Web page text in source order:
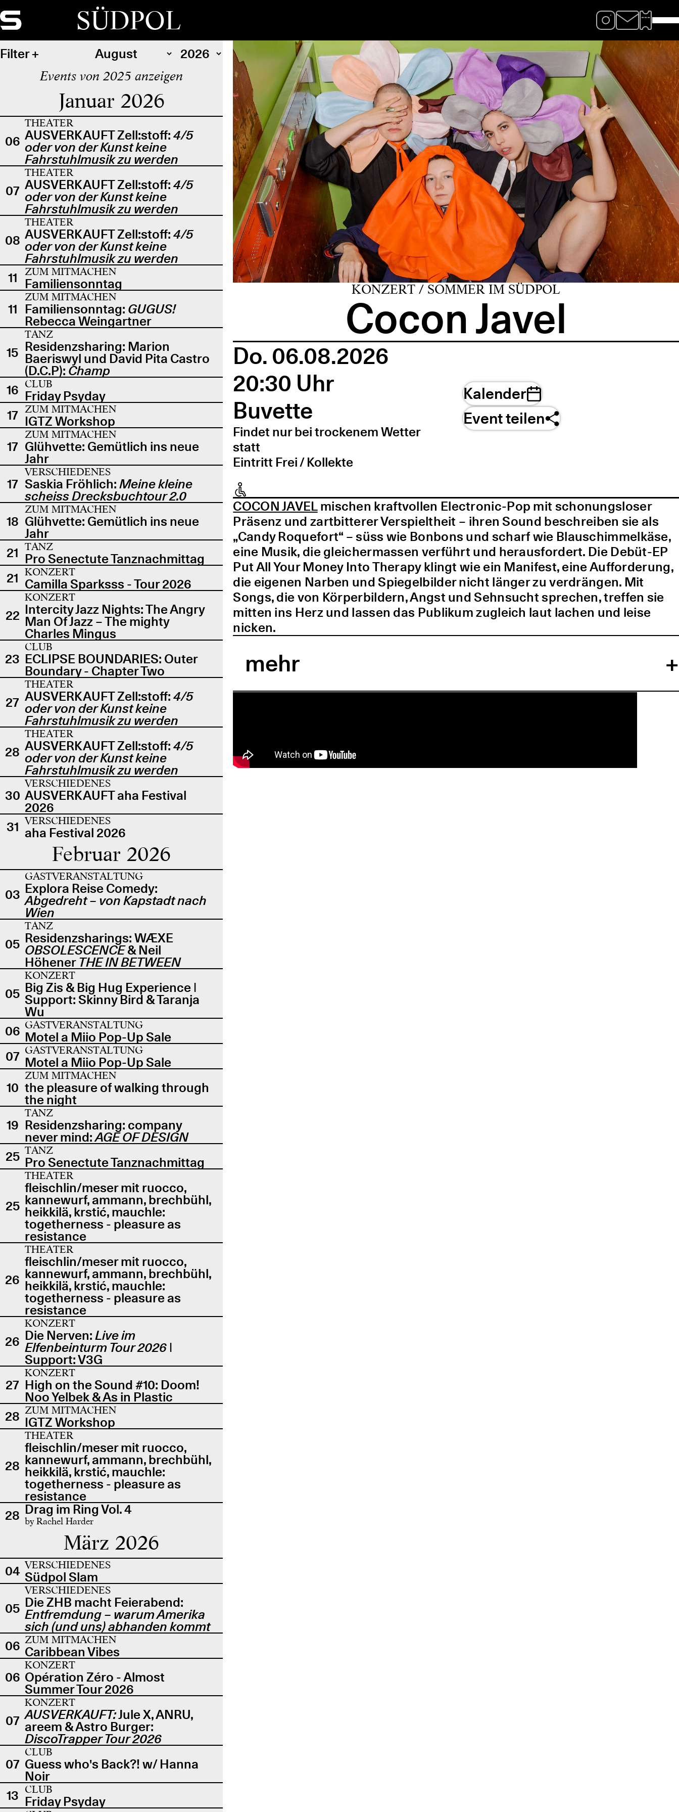
SÜDPOL
Filter
Events von 2025 anzeigen
Januar 2026
06
THEATER
AUSVERKAUFT Zell:stoff: 4/5
oder von der Kunst keine
Fahrstuhlmusik zu werden
07
THEATER
AUSVERKAUFT Zell:stoff: 4/5
oder von der Kunst keine
Fahrstuhlmusik zu werden
08
THEATER
AUSVERKAUFT Zell:stoff: 4/5
oder von der Kunst keine
Fahrstuhlmusik zu werden
11
ZUM MITMACHEN
Familiensonntag
11
ZUM MITMACHEN
Familiensonntag: GUGUS!
Rebecca Weingartner
15
TANZ
Residenzsharing: Marion
Baeriswyl und David Pita Castro
(D.C.P): Champ
16 CLUB
Friday Psyday
17 ZUM MITMACHEN
IGTZ Workshop
17
ZUM MITMACHEN
Glühvette: Gemütlich ins neue
Jahr
17
VERSCHIEDENES
Saskia Fröhlich: Meine kleine
scheiss Drecksbuchtour 2.0
18
ZUM MITMACHEN
Glühvette: Gemütlich ins neue
Jahr
21 TANZ
Pro Senectute Tanznachmittag
21 KONZERT
Camilla Sparksss - Tour 2026
22
KONZERT
Intercity Jazz Nights: The Angry
Man Of Jazz – The mighty
Charles Mingus
23
CLUB
ECLIPSE BOUNDARIES: Outer
Boundary - Chapter Two
27
THEATER
AUSVERKAUFT Zell:stoff: 4/5
oder von der Kunst keine
Fahrstuhlmusik zu werden
28
THEATER
AUSVERKAUFT Zell:stoff: 4/5
oder von der Kunst keine
Fahrstuhlmusik zu werden
30
VERSCHIEDENES
AUSVERKAUFT aha Festival
2026
31 VERSCHIEDENES
aha Festival 2026
Februar 2026
03
GASTVERANSTALTUNG
Explora Reise Comedy:
Abgedreht – von Kapstadt nach
Wien
05
TANZ
Residenzsharings: WÆXE
OBSOLESCENCE& Neil
Höhener THE IN BETWEEN
05
KONZERT
Big Zis & Big Hug Experience |
Support: Skinny Bird & Taranja
Wu
06 GASTVERANSTALTUNG
Motel a Miio Pop-Up Sale
07 GASTVERANSTALTUNG
Motel a Miio Pop-Up Sale
10
ZUM MITMACHEN
the pleasure of walking through
the night
19
TANZ
Residenzsharing: company
never mind:AGE OF DESIGN
25 TANZ
Pro Senectute Tanznachmittag
25
THEATER
fleischlin/meser mit ruocco,
kannewurf, ammann, brechbühl,
heikkilä, krstić, mauchle:
togetherness - pleasure as
resistance
26
THEATER
fleischlin/meser mit ruocco,
kannewurf, ammann, brechbühl,
heikkilä, krstić, mauchle:
togetherness - pleasure as
resistance
26
KONZERT
Die Nerven:Live im
Elfenbeinturm Tour 2026 |
Support: V3G
27
KONZERT
High on the Sound #10: Doom!
Noo Yelbek & As in Plastic
28 ZUM MITMACHEN
IGTZ Workshop
28
THEATER
fleischlin/meser mit ruocco,
kannewurf, ammann, brechbühl,
heikkilä, krstić, mauchle:
togetherness - pleasure as
resistance
28 Drag im Ring Vol. 4
by Rachel Harder
März 2026
04 VERSCHIEDENES
Südpol Slam
05
VERSCHIEDENES
Die ZHB macht Feierabend:
Entfremdung – warum Amerika
sich (und uns) abhanden kommt
06 ZUM MITMACHEN
Caribbean Vibes
06
KONZERT
Opération Zéro - Almost
Summer Tour 2026
07
KONZERT
AUSVERKAUFT:Jule X, ANRU,
areem & Astro Burger:
DiscoTrapper Tour 2026
07
CLUB
Guess who's Back?! w/ Hanna
Noir
13 CLUB
Friday Psyday
KONZERT / SOMMER IM SÜDPOL
Cocon Javel
Do. 06.08.2026
20:30 Uhr
Buvette
Findet nur bei trockenem Wetter
statt
Eintritt Frei / Kollekte
Kalender
Event teilen
COCON JAVELmischen kraftvollen Electronic-Pop mit schonungsloser
Präsenz und zartbitterer Verspieltheit – ihren Sound beschreiben sie als
„Candy Roquefort“ – süss wie Bonbons und scharf wie Blauschimmelkäse,
eine Musik, die gleichermassen verführt und herausfordert. Die Debüt-EP
Put All Your Money Into Therapy klingt wie ein Manifest, eine Aufforderung,
die eigenen Narben und Spiegelbilder nicht länger zu verdrängen. Mit
Songs, die von Körperbildern, Angst und Sehnsucht sprechen, treffen sie
mitten ins Herz und lassen das Publikum zugleich laut lachen und leise
nicken.
mehr